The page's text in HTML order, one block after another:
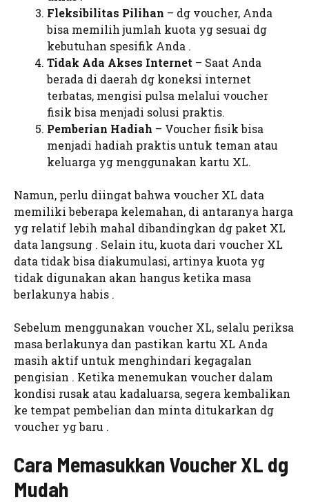
Fleksibilitas Pilihan – dg voucher, Anda
bisa memilih jumlah kuota yg sesuai dg
kebutuhan spesifik Anda .
Tidak Ada Akses Internet – Saat Anda
berada di daerah dg koneksi internet
terbatas, mengisi pulsa melalui voucher
fisik bisa menjadi solusi praktis.
Pemberian Hadiah – Voucher fisik bisa
menjadi hadiah praktis untuk teman atau
keluarga yg menggunakan kartu XL.
Namun, perlu diingat bahwa voucher XL data
memiliki beberapa kelemahan, di antaranya harga
yg relatif lebih mahal dibandingkan dg paket XL
data langsung . Selain itu, kuota dari voucher XL
data tidak bisa diakumulasi, artinya kuota yg
tidak digunakan akan hangus ketika masa
berlakunya habis .
Sebelum menggunakan voucher XL, selalu periksa
masa berlakunya dan pastikan kartu XL Anda
masih aktif untuk menghindari kegagalan
pengisian . Ketika menemukan voucher dalam
kondisi rusak atau kadaluarsa, segera kembalikan
ke tempat pembelian dan minta ditukarkan dg
voucher yg baru .
Cara Memasukkan Voucher XL dg
Mudah